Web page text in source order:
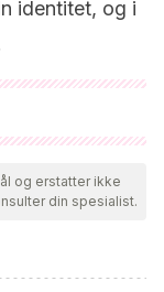
identitet, og i
teamet vårt for å
validitet.
som pålitelig og
og erstatter ikke
din spesialist.